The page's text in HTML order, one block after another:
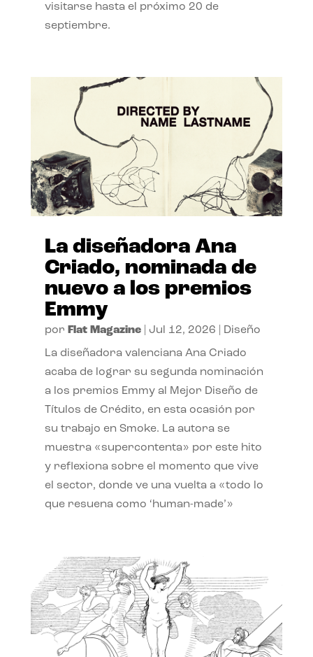
visitarse hasta el próximo 20 de
septiembre.
La diseñadora Ana
Criado, nominada de
nuevo a los premios
Emmy
por Flat Magazine| Jul 12, 2026 Diseño
La diseñadora valenciana Ana Criado
acaba de lograr su segunda nominación
a los premios Emmy al Mejor Diseño de
Títulos de Crédito, en esta ocasión por
su trabajo en Smoke. La autora se
muestra «supercontenta» por este hito
y reflexiona sobre el momento que vive
el sector, donde ve una vuelta a «todo lo
que resuena como ‘human-made’»